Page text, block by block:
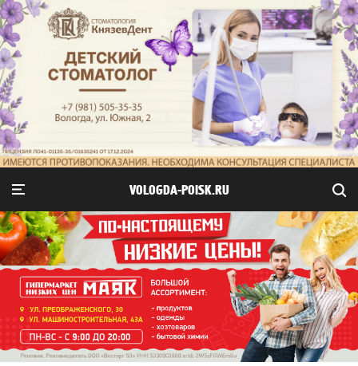
VOLOGDA-POISK.RU